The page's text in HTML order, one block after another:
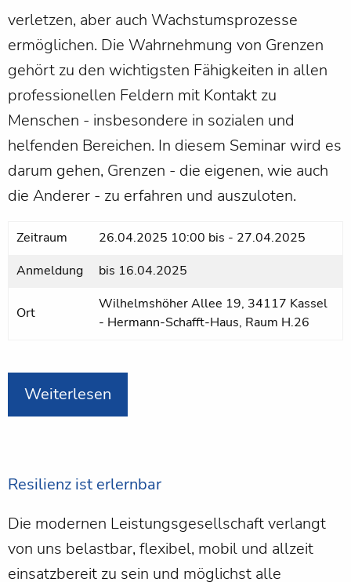
verletzen, aber auch Wachstumsprozesse
ermöglichen. Die Wahrnehmung von Grenzen
gehört zu den wichtigsten Fähigkeiten in allen
professionellen Feldern mit Kontakt zu
Menschen - insbesondere in sozialen und
helfenden Bereichen. In diesem Seminar wird es
darum gehen, Grenzen - die eigenen, wie auch
die Anderer - zu erfahren und auszuloten.
Zeitraum 26.04.2025 10:00 bis - 27.04.2025
Anmeldung
bis 16.04.2025
Ort
Wilhelmshöher Allee 19, 34117 Kassel
- Hermann-Schafft-Haus, Raum H.26
Weiterlesen
Resilienz ist erlernbar
Die modernen Leistungsgesellschaft verlangt
von uns belastbar, flexibel, mobil und allzeit
einsatzbereit zu sein und möglichst alle